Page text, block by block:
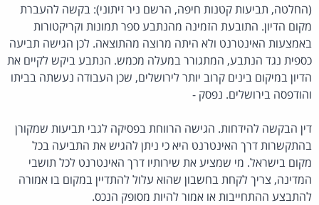
(החלטה, תביעות קטנות חיפה, הרשם ניר זיתוני): בקשה להעברת
מקום הדיון. התובעת הזמינה מהנתבע ספר תמונות וקריקטורות
באמצעות האינטרנט ולא היתה מרוצה מהתוצאה. לכן הגישה תביעה
כספית נגד הנתבע, המתגורר במעלה מכמש. הנתבע ביקש לקיים את
הדיון במיקום בינים קרוב יותר לירושלים, שכן העבודה נעשתה בביתו
והודפסה בירושלים. נפסק -
דין הבקשה להידחות. הגישה הרווחת בפסיקה לגבי תביעות שמקורן
בהתקשרות דרך האינטרנט היא כי ניתן להגיש את התביעה בכל
מקום בישראל. מי שמציע את שירותיו דרך האינטרנט לכל תושבי
המדינה, צריך לקחת בחשבון שהוא עלול להתדיין במקום בו אמורה
להתבצע ההתחייבות או אמור להיות מסופק הנכס.